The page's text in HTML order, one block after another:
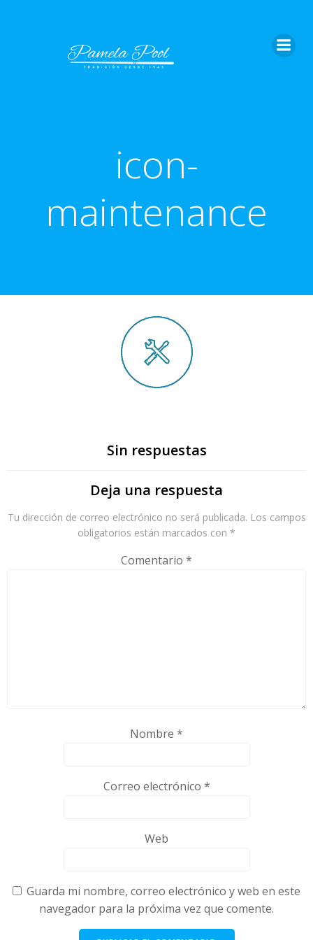
icon-
maintenance
Sin respuestas
Deja una respuesta
Tu dirección de correo electrónico no será publicada. Los campos
obligatorios están marcados con *
Comentario *
Nombre *
Correo electrónico *
Web
Guarda mi nombre, correo electrónico y web en este
navegador para la próxima vez que comente.